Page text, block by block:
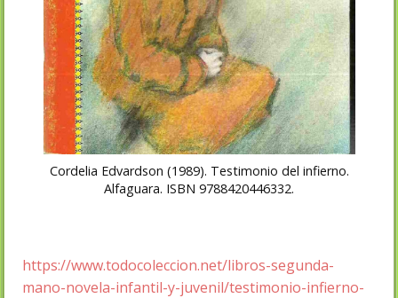
Cordelia Edvardson (1989). Testimonio del infierno.
Alfaguara. ISBN 9788420446332.
https://www.todocoleccion.net/libros-segunda-
mano-novela-infantil-y-juvenil/testimonio-infierno-